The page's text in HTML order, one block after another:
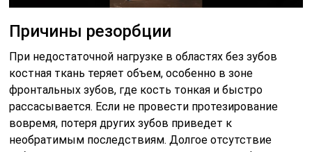
Причины резорбции
При недостаточной нагрузке в областях без зубов
костная ткань теряет объем, особенно в зоне
фронтальных зубов, где кость тонкая и быстро
рассасывается. Если не провести протезирование
вовремя, потеря других зубов приведет к
необратимым последствиям. Долгое отсутствие